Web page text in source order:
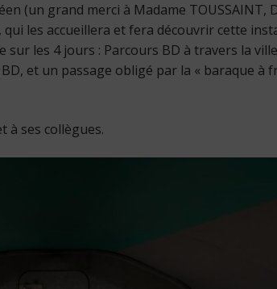
(un grand merci à Madame TOUSSAINT,
les accueillera et fera découvrir cette
les 4 jours : Parcours BD à travers la
et un passage obligé par la « baraque à
à ses collègues.